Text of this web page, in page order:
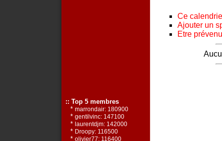
Ce
Ajouter un
Etre
:: Top 5 membres
* marrondair: 180900
* gentilvinc: 147100
* laurentdjm: 142000
* Droopy: 116500
* olivier77: 116400